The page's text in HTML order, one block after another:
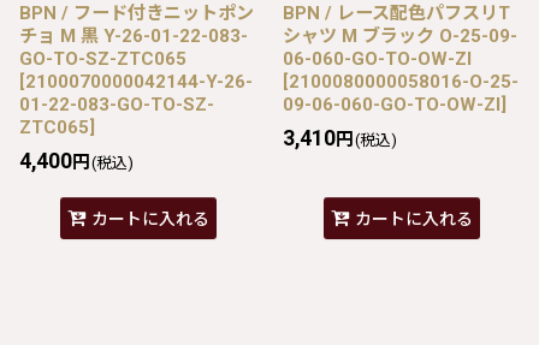
BPN / フード付きニットポン
チョ M 黒 Y-26-01-22-083-
GO-TO-SZ-ZTC065
[2100070000042144-Y-26-
01-22-083-GO-TO-SZ-
ZTC065]
4,400円 (税込)
カートに入れる
BPN / レース配色パフスリT
シャツ M ブラック O-25-09-
06-060-GO-TO-OW-ZI
[2100080000058016-O-25-
09-06-060-GO-TO-OW-ZI]
3,410円 (税込)
カートに入れる